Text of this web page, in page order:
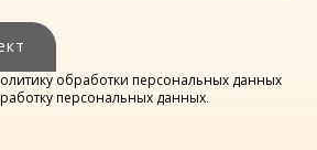
обработки персональных данных
персональных данных.